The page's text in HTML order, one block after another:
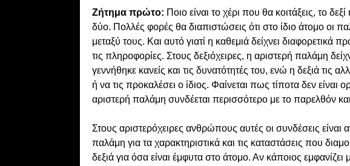
Ζήτημα πρώτο: Ποιο είναι το χέρι που θα κοιτάξεις, το
δύο. Πολλές φορές θα διαπιστώσεις ότι στο ίδιο άτομο οι
μεταξύ τους. Και αυτό γιατί η καθεμιά δείχνει διαφορετικά
τις πληροφορίες. Στους δεξιόχειρες, η αριστερή παλάμη
γεννήθηκε κανείς και τις δυνατότητές του, ενώ η δεξιά τις
ή να τις προκαλέσει ο ίδιος. Φαίνεται πως τίποτα δεν είναι
αριστερή παλάμη συνδέεται περισσότερο με το παρελθόν
Στους αριστερόχειρες ανθρώπους αυτές οι συνδέσεις είναι
παλάμη για τα χαρακτηριστικά και τις καταστάσεις που
δεξιά για όσα είναι έμφυτα στο άτομο. Αν κάποιος